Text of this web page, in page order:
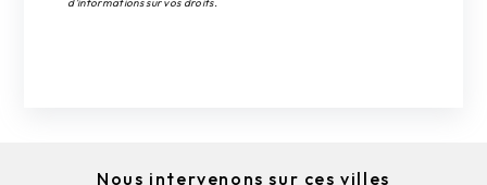
Nous intervenons sur ces villes